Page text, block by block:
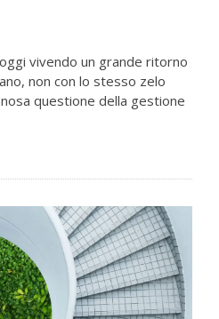
vivendo un grande ritorno
non con lo stesso zelo
questione della gestione